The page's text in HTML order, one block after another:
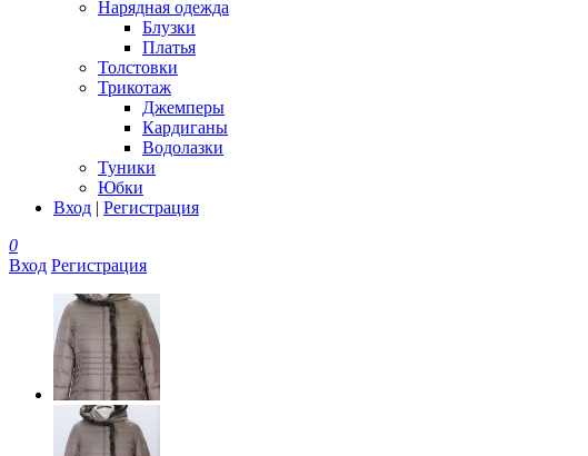
Нарядная одежда
Блузки
Платья
Толстовки
Трикотаж
Джемперы
Кардиганы
Водолазки
Туники
Юбки
Вход | Регистрация
0
Вход Регистрация